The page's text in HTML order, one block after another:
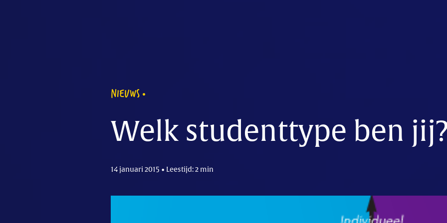
NIEUWS
Welk studenttype ben
14 januari 2015 • Leestijd: 2 min